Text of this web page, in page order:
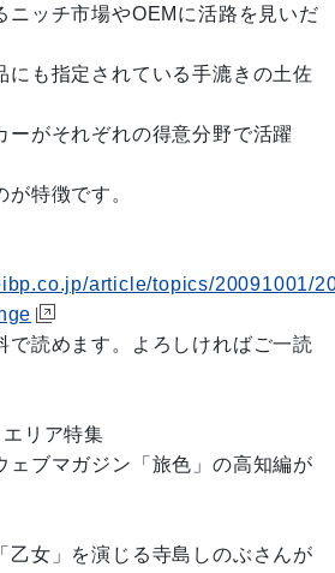
ニッチ市場やOEMに活路を見いだ
にも指定されている手漉きの土佐
ーがそれぞれの得意分野で活躍
特徴です。
article/topics/20091001/
読めます。よろしければご一読
リア特集
ブマガジン「旅色」の高知編が
女」を演じる寺島しのぶさんが